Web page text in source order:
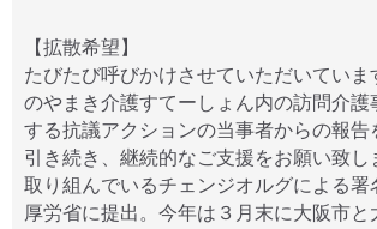
【拡散希望】
たびたび呼びかけさせていただいていま
のやまき介護すてーしょん内の訪問介護
する抗議アクションの当事者からの報告
引き続き、継続的なご支援をお願い致し
取り組んでいるチェンジオルグによる署
厚労省に提出。今年は３月末に大阪市と